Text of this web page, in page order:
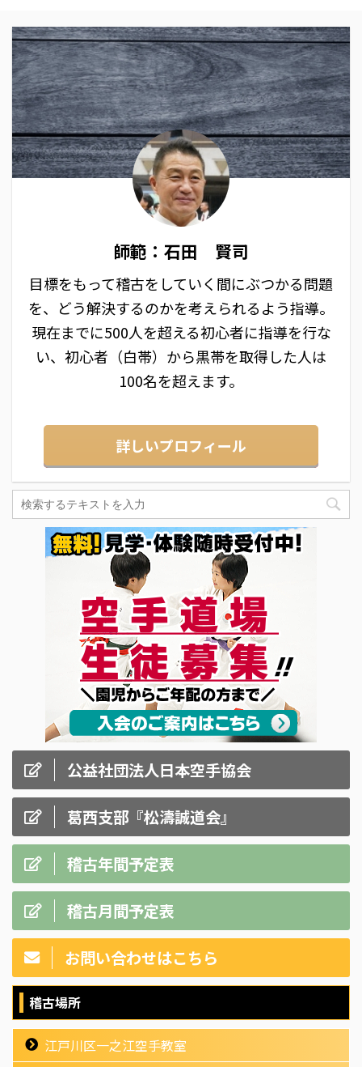
師範：石田 賢司
目標をもって稽古をしていく間にぶつかる問題
を、どう解決するのかを考えられるよう指導。
現在までに500人を超える初心者に指導を行な
い、初心者（白帯）から黒帯を取得した人は
100名を超えます。
詳しいプロフィール
公益社団法人日本空手協会
葛西支部『松濤誠道会』
稽古年間予定表
稽古月間予定表
お問い合わせはこちら
稽古場所
江戸川区一之江空手教室